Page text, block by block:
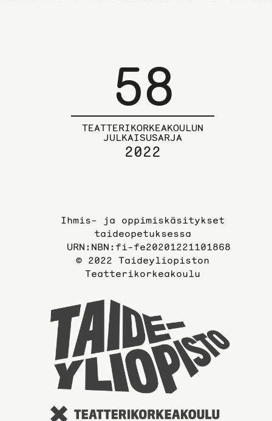
58
TEATTERIKORKEAKOULUN
JULKAISUSARJA
2022
Ihmis- ja oppimiskäsitykset
taideopetuksessa
URN:NBN:fi-fe20201221101868
© 2022 Taideyliopiston
Teatterikorkeakoulu